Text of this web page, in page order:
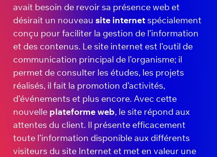
avait besoin de revoir sa présence web et
désirait un nouveau site internetspécialement
conçu pour faciliter la gestion de l’information
et des contenus. Le site internet est l’outil de
communication principal de l’organisme; il
permet de consulter les études, les projets
réalisés, il fait la promotion d’activités,
d’événements et plus encore. Avec cette
nouvelle plateforme web, le site répond aux
attentes du client. Il présente efficacement
toute l’information disponible aux différents
visiteurs du site Internet et met en valeur une